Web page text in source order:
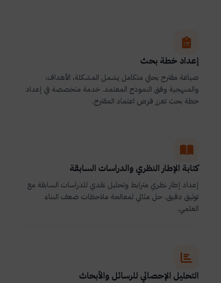
إعداد خطة بحث
صياغة مقترح بحثي متكامل يشمل المشكلة، الأهداف،
والمنهجية وفق النموذج المعتمد. خدمة متخصصة في إعداد
خطة بحث تعزز فرص اعتماد المقترح.
كتابة الإطار النظري والدراسات السابقة
إعداد إطار نظري مترابط وتحليل نقدي للدراسات السابقة مع
توثيق دقيق. حل مثالي لمعالجة ملاحظات ضعف البناء
العلمي.
التحليل الإحصائي للرسائل والأبحاث